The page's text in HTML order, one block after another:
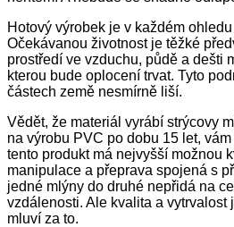
Hotový výrobek je v každém
Očekávanou životnost je těžké
prostředí ve vzduchu, půdě a dešti
kterou bude oplocení trvat. Tyto
částech země nesmírně liší.
Vědět, že materiál vyrábí strýcovy
na výrobu PVC po dobu 15 let,
tento produkt má nejvyšší možnou
manipulace a přeprava spojená s
jedné mlýny do druhé nepřidá na
vzdálenosti. Ale kvalita a vytrvalost
mluví za to.